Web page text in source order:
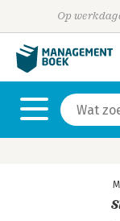
Op